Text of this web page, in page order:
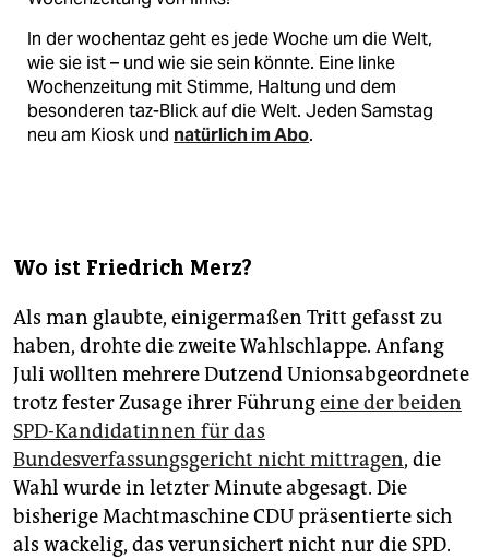
In der wochentaz geht es jede Woche um die Welt,
wie sie ist – und wie sie sein könnte. Eine linke
Wochenzeitung mit Stimme, Haltung und dem
besonderen taz-Blick auf die Welt. Jeden Samstag
neu am Kiosk und natürlich im Abo.
Wo ist Friedrich Merz?
Als man glaubte, einigermaßen Tritt gefasst zu
haben, drohte die zweite Wahlschlappe. Anfang
Juli wollten mehrere Dutzend Unionsabgeordnete
trotz fester Zusage ihrer Führungeine der beiden
SPD-Kandidatinnen für das
Bundesverfassungsgericht nicht ­mittragen, die
Wahl wurde in letzter ­Minute abgesagt. Die
bisherige Machtmaschine CDU präsentierte sich
als wackelig, das verunsichert nicht nur die SPD.